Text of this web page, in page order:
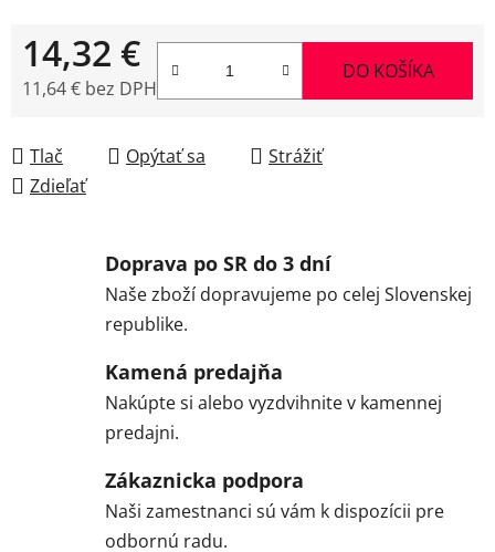
14,32 €
11,64 € bez DPH
DO KOŠÍKA
Tlač Opýtať sa
Strážiť
Zdieľať
Doprava po SR do 3 dní
Naše zboží dopravujeme po celej Slovenskej
republike.
Kamená predajňa
Nakúpte si alebo vyzdvihnite v kamennej
predajni.
Zákaznicka podpora
Naši zamestnanci sú vám k dispozícii pre
odbornú radu.